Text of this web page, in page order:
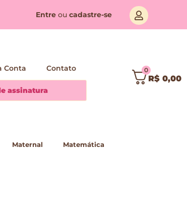
Entreou cadastre-se
Conta Contato
assinatura
0
R$ 0,00
Maternal Matemática